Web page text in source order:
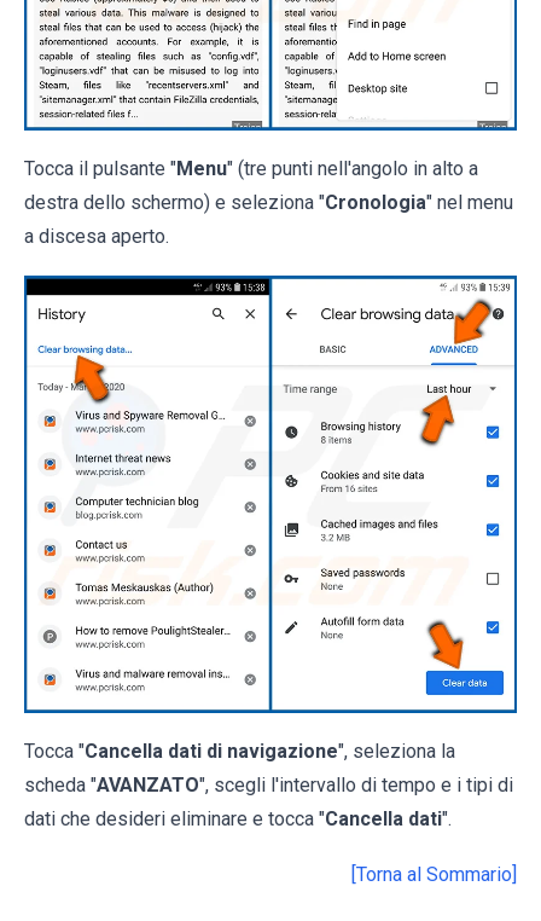
Tocca il pulsante "Menu" (tre punti nell'angolo in alto a
destra dello schermo) e seleziona "Cronologia" nel menu
a discesa aperto.
Tocca "Cancella dati di navigazione", seleziona la
scheda "AVANZATO", scegli l'intervallo di tempo e i tipi di
dati che desideri eliminare e tocca "Cancella dati".
[Torna al Sommario]